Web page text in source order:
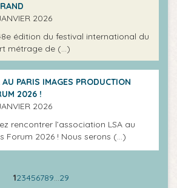
2026
édition du festival international du
métrage de (…)
AU PARIS IMAGES PRODUCTION
2026 !
2026
rencontrer l’association LSA au
Forum 2026 ! Nous serons (…)
123456789…29